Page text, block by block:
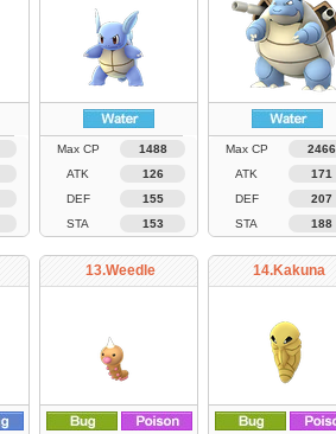
Max CP
1488
ATK
126
DEF
155
STA
153
Max CP
2466
ATK
171
DEF
207
STA
188
13.Weedle 14.Kakuna